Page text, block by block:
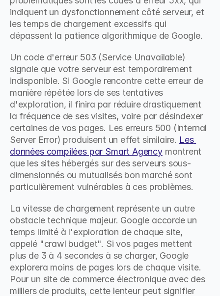
indiquent un dysfonctionnement côté serveur, et
les temps de chargement excessifs qui
dépassent la patience algorithmique de Google.
Un code d'erreur 503 (Service Unavailable)
signale que votre serveur est temporairement
indisponible. Si Google rencontre cette erreur de
manière répétée lors de ses tentatives
d'exploration, il finira par réduire drastiquement
la fréquence de ses visites, voire par désindexer
certaines de vos pages. Les erreurs 500 (Internal
Server Error) produisent un effet similaire. Les
données compilées par Smart Agency montrent
que les sites hébergés sur des serveurs sous-
dimensionnés ou mutualisés bon marché sont
particulièrement vulnérables à ces problèmes.
La vitesse de chargement représente un autre
obstacle technique majeur. Google accorde un
temps limité à l'exploration de chaque site,
appelé "crawl budget". Si vos pages mettent
plus de 3 à 4 secondes à se charger, Google
explorera moins de pages lors de chaque visite.
Pour un site de commerce électronique avec des
milliers de produits, cette lenteur peut signifier